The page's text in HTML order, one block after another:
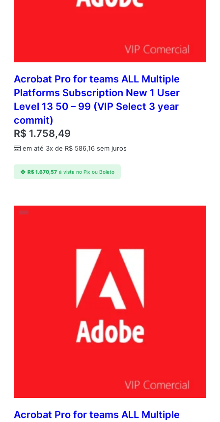
Acrobat Pro for teams ALL Multiple
Platforms Subscription New 1 User
Level 13 50 – 99 (VIP Select 3 year
commit)
R$ 1.758,49
em até 3x de R$ 586,16 sem juros
R$1.670,57 à vista no Pix ou Boleto
Acrobat Pro for teams ALL Multiple